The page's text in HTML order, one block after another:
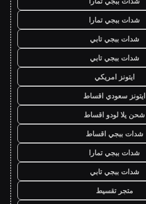
شدات ببجي تمارا
شدات ببجي تابي
شدات ببجي تابي
ايتونز امريكي
ايتونز سعودي اقساط
شحن يلا لودو اقساط
شدات ببجي اقساط
شدات ببجي تمارا
شدات ببجي تابي
متجر تقسيط